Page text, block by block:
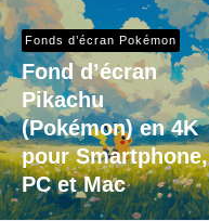
Fonds d’écran Pokémon
Fond d’écran
Pikachu
(Pokémon) en 4K
pour Smartphone,
PC et Mac